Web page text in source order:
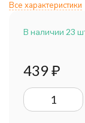
Все характеристики
В наличии 23
439₽